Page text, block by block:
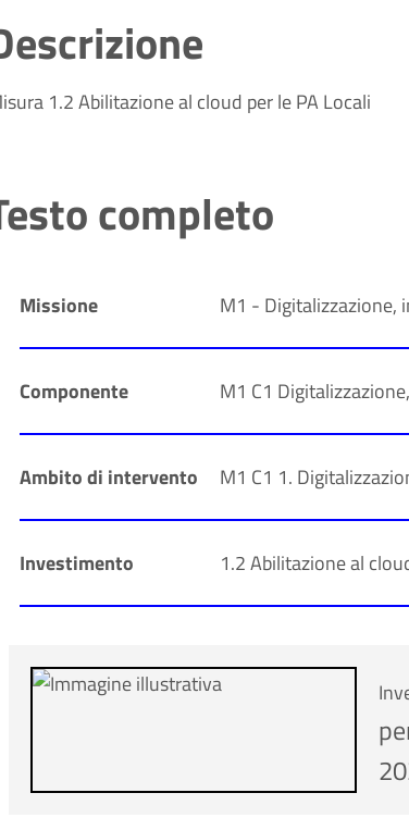
1.2 Abilitazione al cloud per le PA Locali
completo
Missione M1 - Digitalizzazione,
Componente M1 C1
Ambito di intervento M1 C1 1.
Investimento 1.2 Abilitazione al